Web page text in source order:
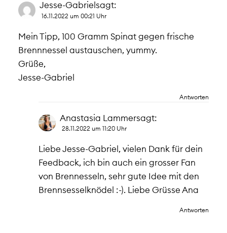
Jesse-Gabrielsagt:
16.11.2022 um 00:21 Uhr
Mein Tipp, 100 Gramm Spinat gegen frische
Brennnessel austauschen, yummy.
Grüße,
Jesse-Gabriel
Antworten
Anastasia Lammersagt:
28.11.2022 um 11:20 Uhr
Liebe Jesse-Gabriel, vielen Dank für dein
Feedback, ich bin auch ein grosser Fan
von Brennesseln, sehr gute Idee mit den
Brennsesselknödel :-). Liebe Grüsse Ana
Antworten